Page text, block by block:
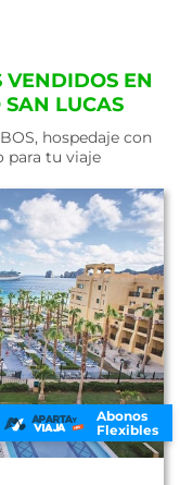
VENDIDOS EN
LUCAS
hospedaje con
para tu viaje
Abonos
Flexibles